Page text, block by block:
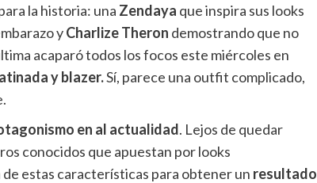
la historia: una Zendaya que inspira sus looks
yCharlize Theron demostrando que no
acaparó todos los focos este miércoles en
y blazer.Sí, parece una outfit complicado,
en al actualidad. Lejos de quedar
conocidos que apuestan por looks
estas características para obtener un resultado